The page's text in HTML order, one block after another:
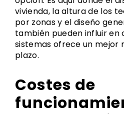
vivienda, la altura de los
por zonas y el diseño
también pueden influir en
sistemas ofrece un mejor
plazo.
Costes de